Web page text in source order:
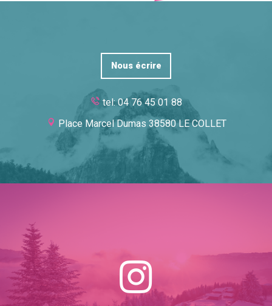
Nous écrire
tel: 04 76 45 01 88
Place Marcel Dumas 38580 LE COLLET